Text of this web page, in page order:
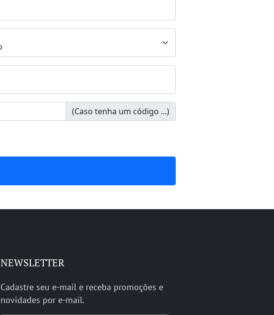
(Caso tenha um código ...)
NEWSLETTER
Cadastre seu e-mail e receba promoções e
novidades por e-mail.